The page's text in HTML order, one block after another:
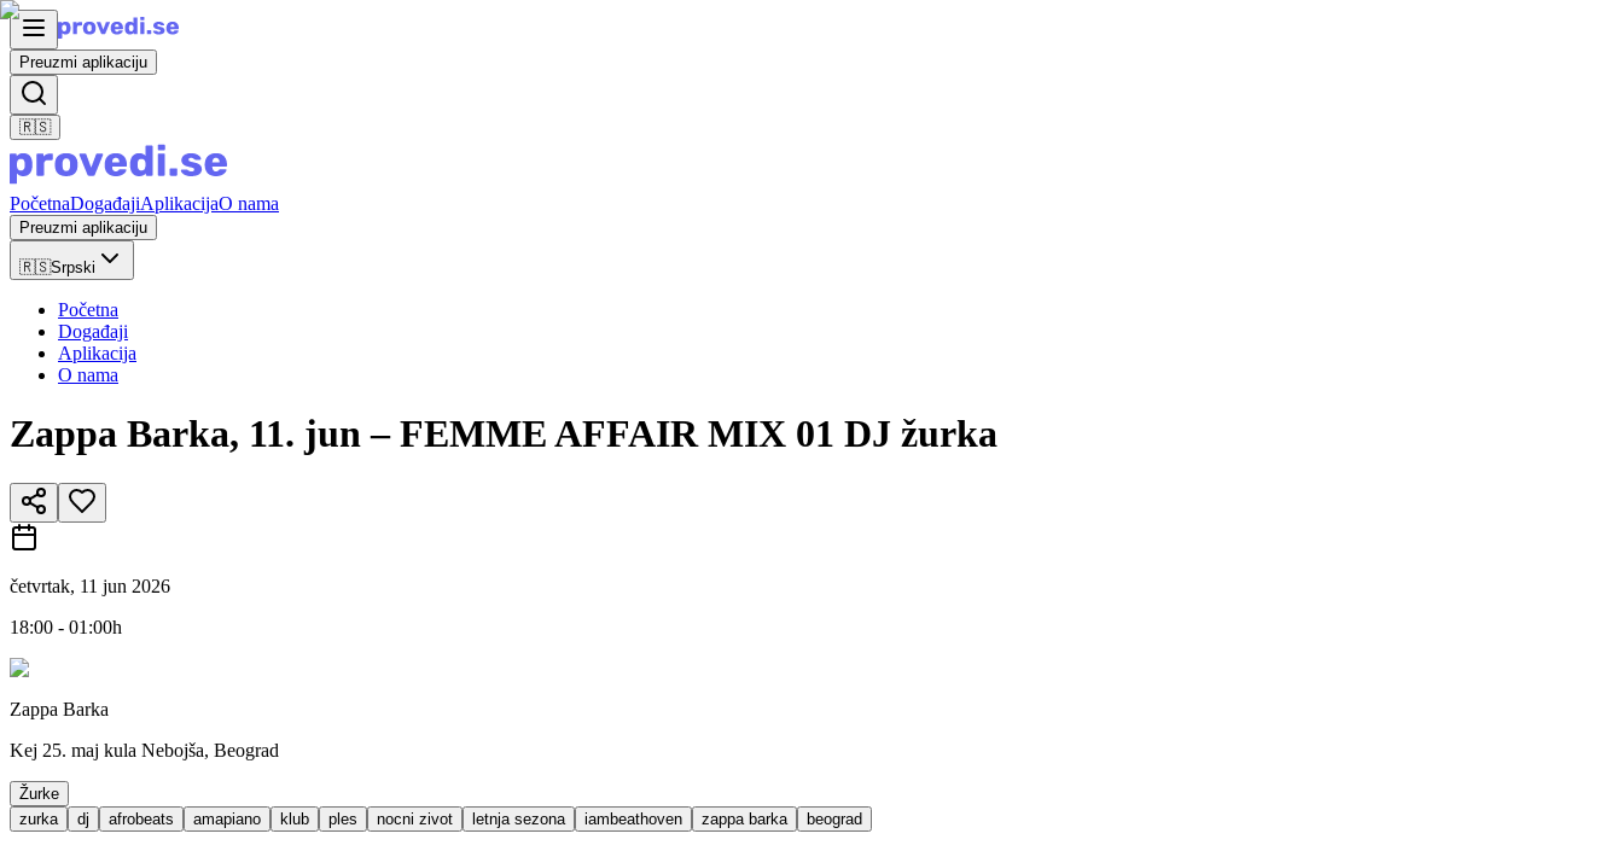
Preuzmi aplikaciju
🇷🇸
PočetnaDogađajiAplikacijaO nama
Preuzmi aplikaciju
🇷🇸Srpski
Početna
Događaji
Aplikacija
O nama
Zappa Barka, 11. jun – FEMME AFFAIR MIX 01 DJ žurka
četvrtak, 11 jun 2026
18:00 - 01:00h
Zappa Barka
Kej 25. maj kula Nebojša, Beograd
Žurke
zurka
dj afrobeats amapiano klub ples nocni zivot letnja sezona iambeathoven zappa barka beograd